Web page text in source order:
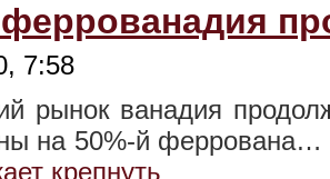
7:58
рынок ванадия
на 50%-й феррована…
крепнуть